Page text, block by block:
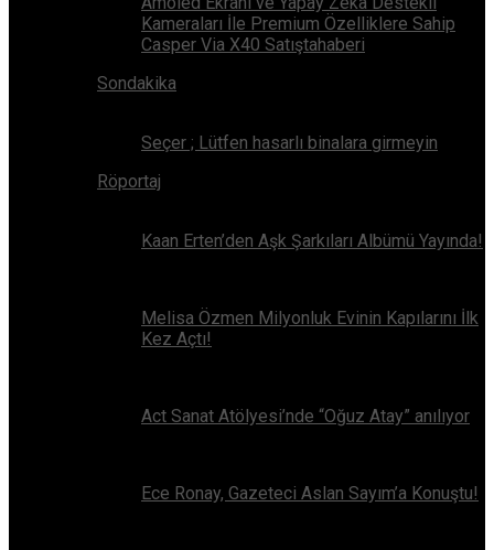
Kameraları İle Premium Özelliklere Sahip
Casper Via X40 Satıştahaberi
Sondakika
Seçer ; Lütfen hasarlı binalara girmeyin
Röportaj
Kaan Erten’den Aşk Şarkıları Albümü Yayında!
Melisa Özmen Milyonluk Evinin Kapılarını İlk
Kez Açtı!
Act Sanat Atölyesi’nde “Oğuz Atay” anılıyor
Ece Ronay, Gazeteci Aslan Sayım’a Konuştu!